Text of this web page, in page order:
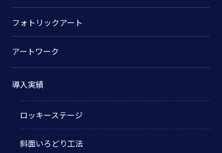
フォトリックアート
アートワーク
導入実績
ロッキーステージ
斜面いろどり工法